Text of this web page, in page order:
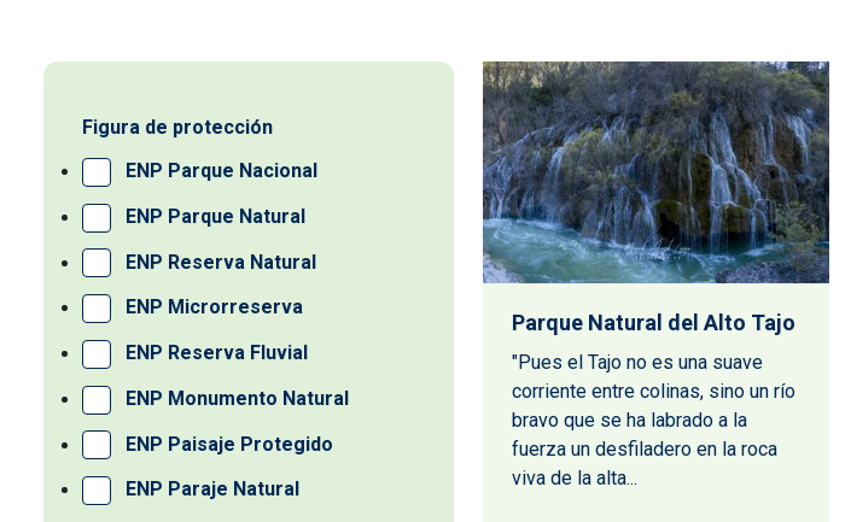
Figura de protección
ENP Parque Nacional
ENP Parque Natural
ENP Reserva Natural
ENP Microrreserva
ENP Reserva Fluvial
ENP Monumento Natural
ENP Paisaje Protegido
ENP Paraje Natural
Parque Natural del Alto Tajo
"Pues el Tajo no es una suave
corriente entre colinas, sino un río
bravo que se ha labrado a la
fuerza un desfiladero en la roca
viva de la alta...